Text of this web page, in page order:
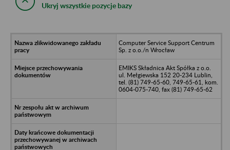
Ukryj wszystkie pozycje bazy
Computer Service Support Centrum
Sp. z o.o./n Wrocław
EMIKS Składnica Akt Spółka z o.o.
ul. Mełgiewska 152 20-234 Lublin,
tel. (81) 749-65-60, 749-65-61, kom.
0604-075-740, fax (81) 749-65-62